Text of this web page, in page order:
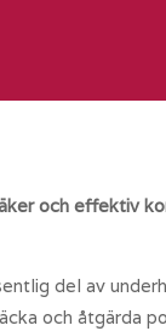
och effektiv
del av
och åtgärda